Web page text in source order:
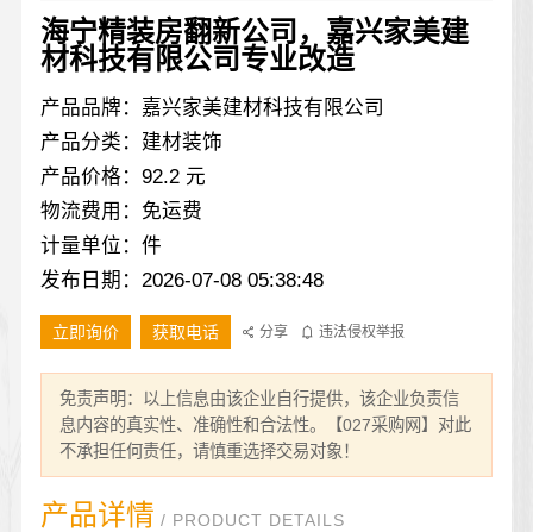
海宁精装房翻新公司，嘉兴家美建
材科技有限公司专业改造
产品品牌：嘉兴家美建材科技有限公司
产品分类：建材装饰
产品价格：92.2 元
物流费用：免运费
计量单位：件
发布日期：2026-07-08 05:38:48
立即询价 获取电话 分享 违法侵权举报
免责声明：以上信息由该企业自行提供，该企业负责信
息内容的真实性、准确性和合法性。【027采购网】对此
不承担任何责任，请慎重选择交易对象！
产品详情 / PRODUCT DETAILS